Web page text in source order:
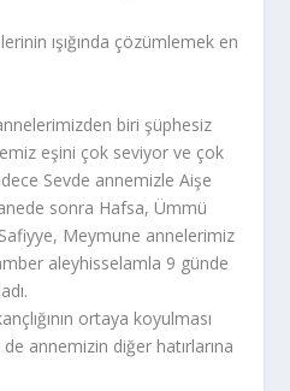
ışığında çözümlemek en
biri şüphesiz
eşini çok seviyor ve çok
Sevde annemizle Aişe
sonra Hafsa, Ümmü
Meymune annelerimiz
aleyhisselamla 9 günde
ortaya koyulması
annemizin diğer hatırlarına